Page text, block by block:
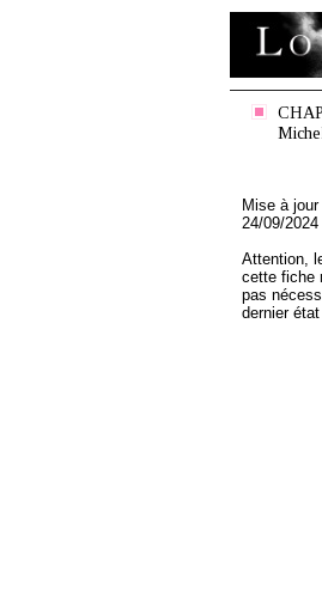
Mise à
24/09/2024
Attention,
cette fiche
pas
dernier